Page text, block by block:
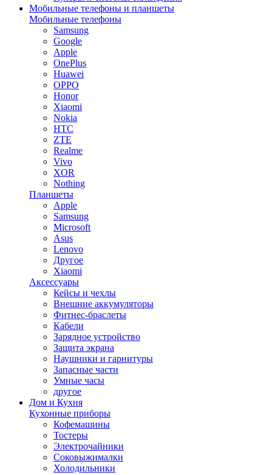
Мобильные телефоны и планшеты
Мобильные телефоны
Samsung
Google
Apple
OnePlus
Huawei
OPPO
Honor
Xiaomi
Nokia
HTC
ZTE
Realme
Vivo
XOR
Nothing
Планшеты
Apple
Samsung
Microsoft
Asus
Lenovo
Другое
Xiaomi
Аксессуары
Кейсы и чехлы
Внешние аккумуляторы
Фитнес-браслеты
Кабели
Зарядное устройство
Защита экрана
Наушники и гарнитуры
Запасные части
Умные часы
другое
Дом и Кухня
Кухонные приборы
Кофемашины
Тостеры
Электрочайники
Соковыжималки
Холодильники